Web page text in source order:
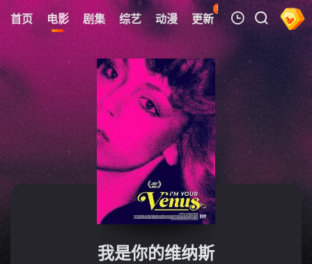
首页 电影 剧集 综艺 动漫 更新
96
热榜 APP
我的观影记录
暂无观看影片的记录
我是你的维纳斯